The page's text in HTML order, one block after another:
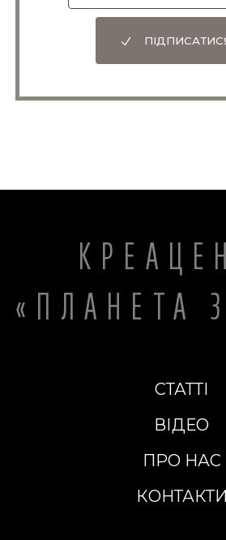
«ПЛАНЕТА
СТАТТІ
ВІДЕО
ПРО НАС
КОНТАКТИ